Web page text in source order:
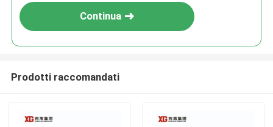
Continua
Prodotti raccomandati